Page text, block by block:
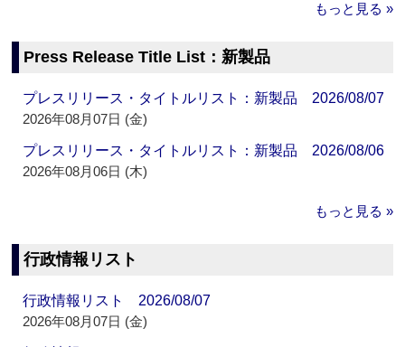
もっと見る »
Press Release Title List：新製品
プレスリリース・タイトルリスト：新製品 2026/08/07
2026年08月07日 (金)
プレスリリース・タイトルリスト：新製品 2026/08/06
2026年08月06日 (木)
もっと見る »
行政情報リスト
行政情報リスト 2026/08/07
2026年08月07日 (金)